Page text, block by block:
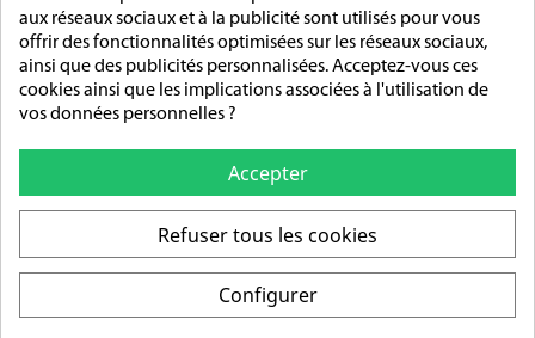
Mentions légales
Conditions générales de vente
ADRESSE/TÉLÉPHONE
Tél :02 31 83 76 03
Ouverture :
Du lundi au vendredi
aux réseaux sociaux et à la publicité sont utilisés pour vous
offrir des fonctionnalités optimisées sur les réseaux sociaux,
ainsi que des publicités personnalisées. Acceptez-vous ces
cookies ainsi que les implications associées à l'utilisation de
vos données personnelles ?
Accepter
Refuser tous les cookies
Configurer